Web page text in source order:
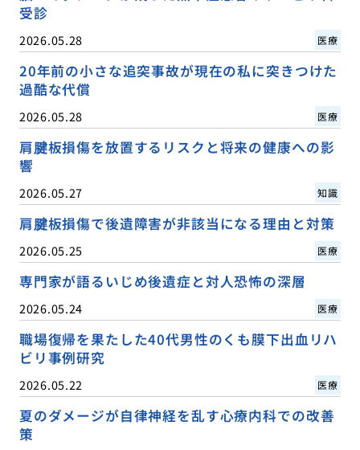
受診
2026.05.28 医療
20年前の小さな追突事故が現在の私に突きつけた
過酷な代償
2026.05.28 医療
肩腱板損傷を放置するリスクと将来の健康への影
響
2026.05.27 知識
肩腱板損傷で後遺障害が非該当になる理由と対策
2026.05.25 医療
専門家が語るいじめ後遺症と対人恐怖の深層
2026.05.24 医療
職場復帰を果たした40代男性のくも膜下出血リハ
ビリ事例研究
2026.05.22 医療
夏のダメージが自律神経を乱す心療内科での改善
策